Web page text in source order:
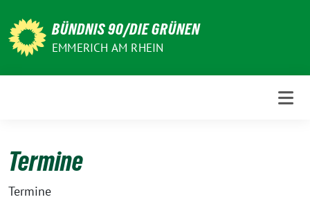
zum
Inhalt
BÜNDNIS 90/DIE GRÜNEN
EMMERICH AM RHEIN
Termine
Termine